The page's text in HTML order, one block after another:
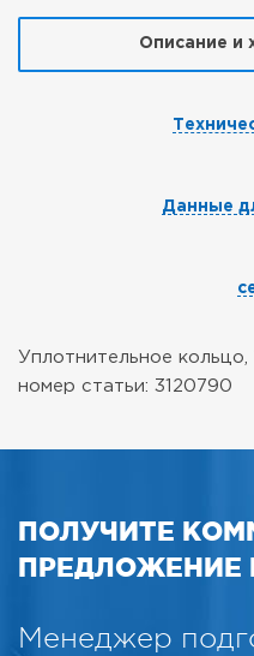
Описание и
Данные
Уплотнительное кольцо,
номер статьи: 3120790
ПОЛУЧИТЕ
ПРЕДЛОЖЕНИЕ
Менеджер